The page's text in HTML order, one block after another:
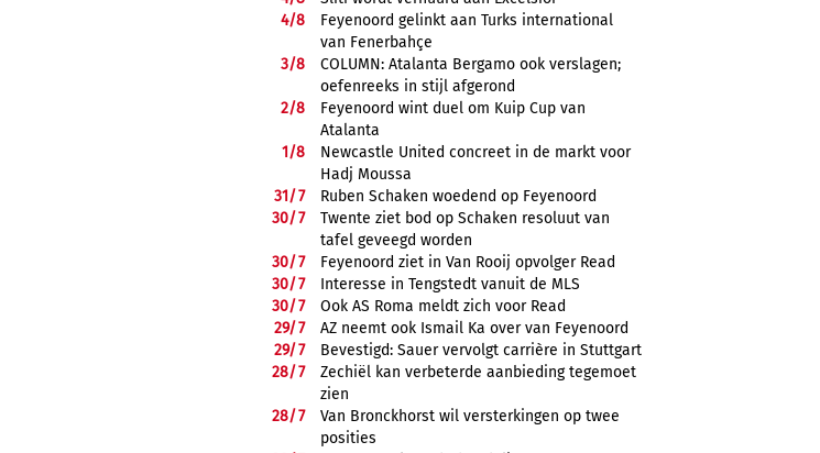
4/8
Feyenoord gelinkt aan Turks international
van Fenerbahçe
3/8
COLUMN: Atalanta Bergamo ook verslagen;
oefenreeks in stijl afgerond
2/8
Feyenoord wint duel om Kuip Cup van
Atalanta
1/8
Newcastle United concreet in de markt voor
Hadj Moussa
31/7
Ruben Schaken woedend op Feyenoord
30/7
Twente ziet bod op Schaken resoluut van
tafel geveegd worden
30/7
Feyenoord ziet in Van Rooij opvolger Read
30/7
Interesse in Tengstedt vanuit de MLS
30/7
Ook AS Roma meldt zich voor Read
29/7
AZ neemt ook Ismail Ka over van Feyenoord
29/7
Bevestigd: Sauer vervolgt carrière in Stuttgart
28/7
Zechiël kan verbeterde aanbieding tegemoet
zien
28/7
Van Bronckhorst wil versterkingen op twee
posities